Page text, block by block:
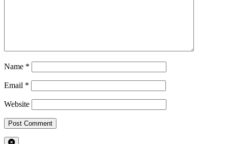
Name *
Email *
Website